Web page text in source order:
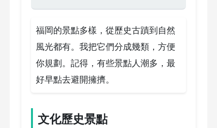
福岡的景點多樣，從歷史古蹟到自然
風光都有。我把它們分成幾類，方便
你規劃。記得，有些景點人潮多，最
好早點去避開擁擠。
文化歷史景點